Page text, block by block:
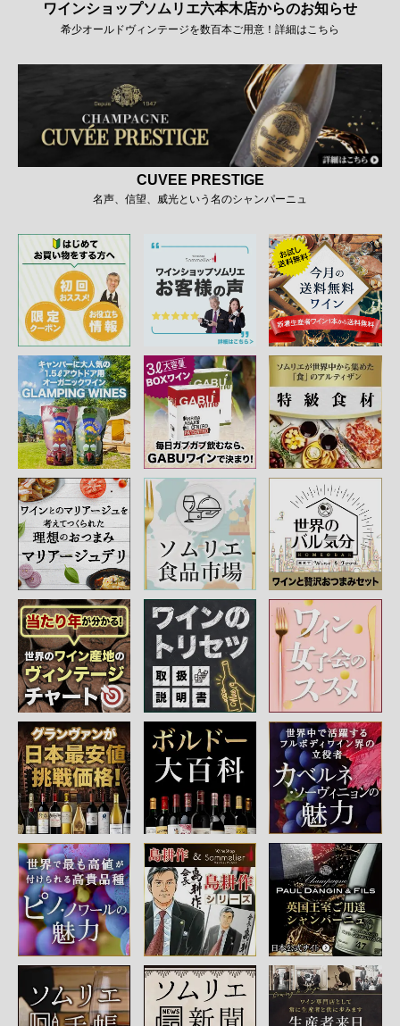
ワインショップソムリエ六本木店からのお知らせ
希少オールドヴィンテージを数百本ご用意！詳細はこちら
CUVEE PRESTIGE
名声、信望、威光という名のシャンパーニュ